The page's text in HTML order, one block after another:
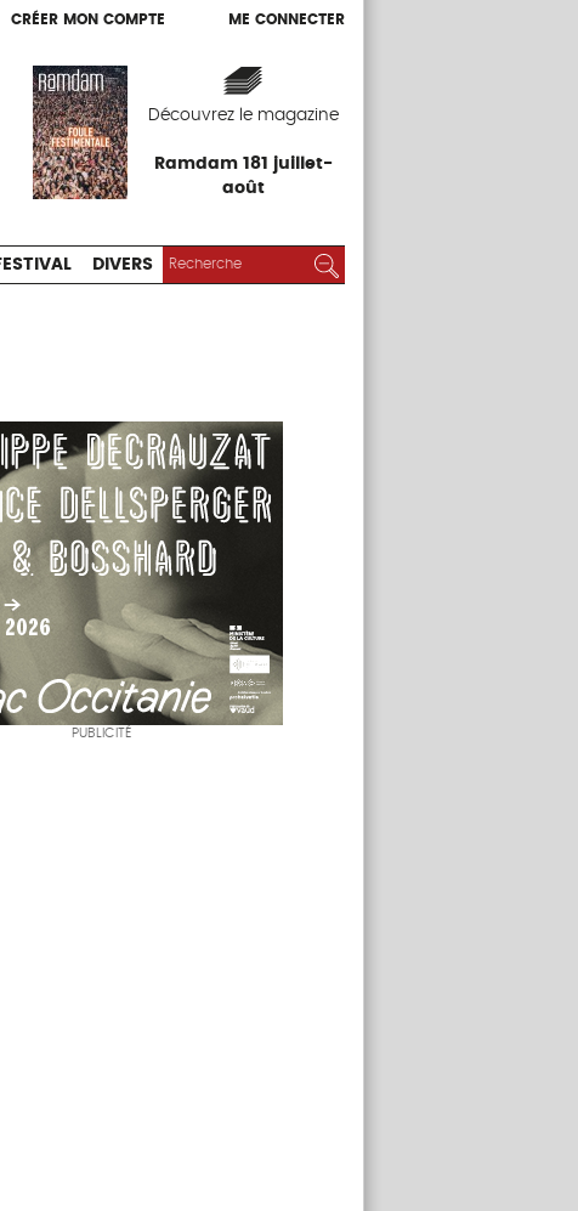
CRÉER MON COMPTE ME CONNECTER
Découvrez le magazine
Ramdam 181 juillet-
août
CRÉER MON COMPTE ME CONNECTER
EXPOS
DIVERS RECHERCHER :
PUBLICITÉ